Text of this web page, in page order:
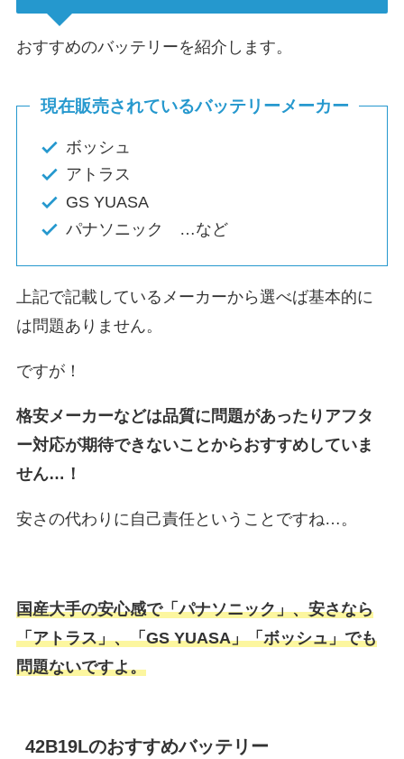
おすすめのバッテリーを紹介します。
現在販売されているバッテリーメーカー
ボッシュ
アトラス
GS YUASA
パナソニック …など
上記で記載しているメーカーから選べば基本的に
は問題ありません。
ですが！
格安メーカーなどは品質に問題があったりアフタ
ー対応が期待できないことからおすすめしていま
せん…！
安さの代わりに自己責任ということですね…。
国産大手の安心感で「パナソニック」、安さなら
「アトラス」、「GS YUASA」「ボッシュ」でも
問題ないですよ。
42B19Lのおすすめバッテリー